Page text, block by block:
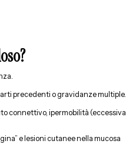
precedenti o gravidanze multiple.
connettivo, ipermobilità (eccessiva
e lesioni cutanee nella mucosa